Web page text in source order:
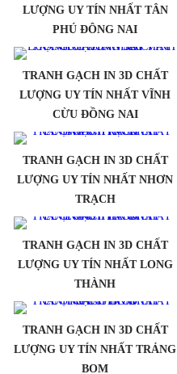
LƯỢNG UY TÍN NHẤT TÂN
PHÚ ĐÔNG NAI
TRANH GẠCH IN 3D CHẤT
LƯỢNG UY TÍN NHẤT VĨNH
CỪU ĐỒNG NAI
TRANH GẠCH IN 3D CHẤT
LƯỢNG UY TÍN NHẤT NHƠN
TRẠCH
TRANH GẠCH IN 3D CHẤT
LƯỢNG UY TÍN NHẤT LONG
THÀNH
TRANH GẠCH IN 3D CHẤT
LƯỢNG UY TÍN NHẤT TRẢNG
BOM